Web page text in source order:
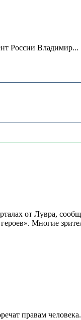
России Владимир...
от Лувра,
Многие
правам